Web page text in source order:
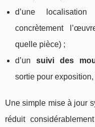
d’une
concrètement
quelle pièce) ;
d’unsuivi des
sortie pour
Une simple mise à jour
réduit